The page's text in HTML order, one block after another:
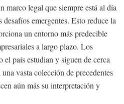
marco legal que siempre está al día
emergentes. Esto reduce la
un entorno más predecible
a largo plazo. Los
el país estudian y siguen de cerca
vasta colección de precedentes
aún más su interpretación y